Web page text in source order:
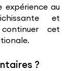
expérience au
et
cet
?